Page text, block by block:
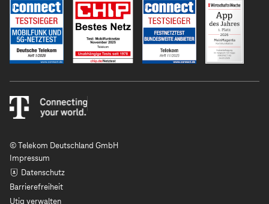
© Telekom Deutschland GmbH
Impressum
Datenschutz
Barrierefreiheit
Utiq verwalten